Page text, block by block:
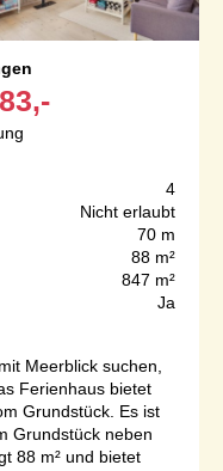
4
Nicht erlaubt
70 m
88 m²
847 m²
Ja
Meerblick suchen,
Ferienhaus bietet
Grundstück. Es ist
Grundstück neben
88 m² und bietet